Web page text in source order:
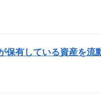
保有している資産を流